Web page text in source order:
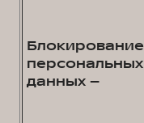
Блокирование
персональных
данных –